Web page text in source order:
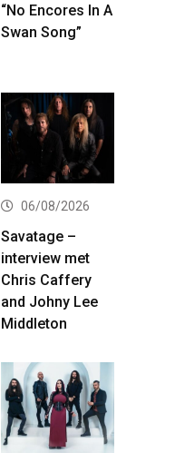
“No Encores In A
Swan Song”
06/08/2026
Savatage –
interview met
Chris Caffery
and Johny Lee
Middleton